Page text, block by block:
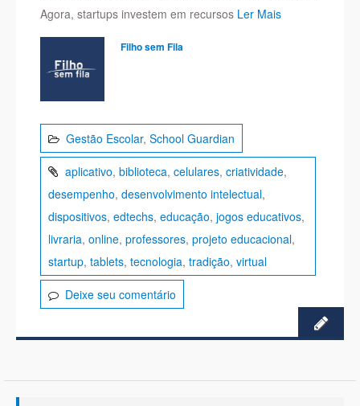
Agora, startups investem em recursos Ler Mais
Filho sem Fila
Gestão Escolar,School Guardian
aplicativo,biblioteca,celulares,criatividade,
desempenho,desenvolvimento intelectual,
dispositivos,edtechs,educação,jogos educativos,
livraria,online,professores,projeto educacional,
startup,tablets,tecnologia,tradição,virtual
Deixe seu comentário